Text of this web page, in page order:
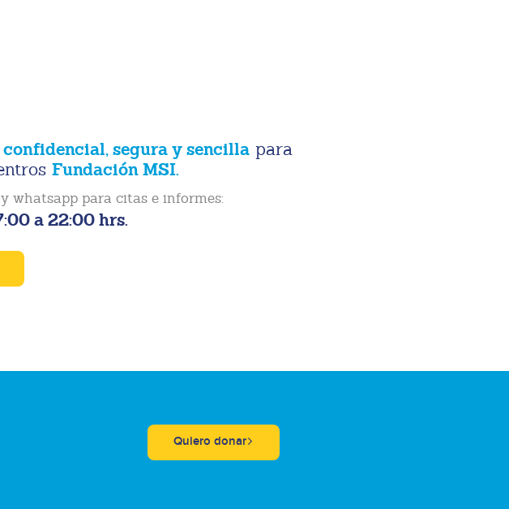
confidencial, segura y sencillapara
Fundación MSI.
whatsapp para citas e informes:
a 22:00 hrs.
Quiero donar